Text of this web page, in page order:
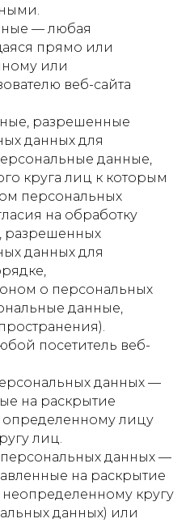
— любая
прямо или
или
веб-сайта
разрешенные
данных для
данные,
круга лиц к которым
персональных
на обработку
разрешенных
данных для
о персональных
данные,
посетитель веб-
данных —
на раскрытие
лицу
лиц.
персональных данных —
на раскрытие
кругу
данных) или